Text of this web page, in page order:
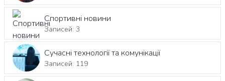
Спортивні новини
Записей: 3
Сучасні технології та комунікації
Записей: 119